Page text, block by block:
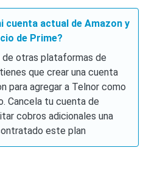
cuenta actual de Amazon y
de Prime?
de otras plataformas de
que crear una cuenta
para agregar a Telnor como
Cancela tu cuenta de
cobros adicionales una
este plan